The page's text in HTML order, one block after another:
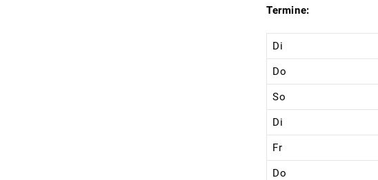
Termine:
Di
Do
So
Di
Fr
Do